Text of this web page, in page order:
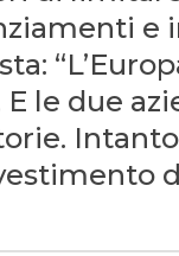
E le due